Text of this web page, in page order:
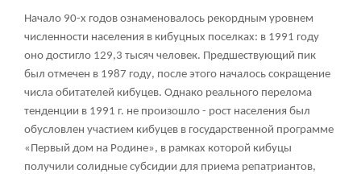
Начало 90-х годов ознаменовалось рекордным уровнем
численности населения в кибуцных поселках: в 1991 году
оно достигло 129,3 тысяч человек. Предшествующий пик
был отмечен в 1987 году, после этого началось сокращение
числа обитателей кибуцев. Однако реального перелома
тенденции в 1991 г. не произошло - рост населения был
обусловлен участием кибуцев в государственной программе
«Первый дом на Родине», в рамках которой кибуцы
получили солидные субсидии для приема репатриантов,